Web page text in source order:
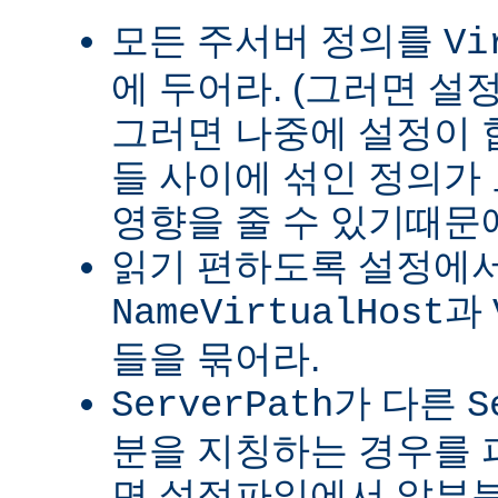
모든 주서버 정의를
에 두어라. (그러면 설
그러면 나중에 설정이
들 사이에 섞인 정의가
영향을 줄 수 있기때문
읽기 편하도록 설정에
NameVirtualHost과
들을 묶어라.
ServerPath가 다른
분을 지칭하는 경우를